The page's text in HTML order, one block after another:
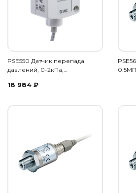
PSE550 Датчик перепада
давлений, 0-2кПа,…
18 984 ₽